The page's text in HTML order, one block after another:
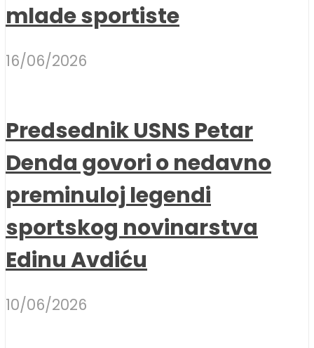
mlade sportiste
16/06/2026
Predsednik USNS Petar
Denda govori o nedavno
preminuloj legendi
sportskog novinarstva
Edinu Avdiću
10/06/2026